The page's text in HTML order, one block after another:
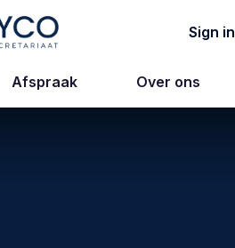
Sign in
Afspraak Over ons